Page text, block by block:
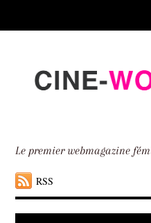
down
Le premier webmagazine
RSS